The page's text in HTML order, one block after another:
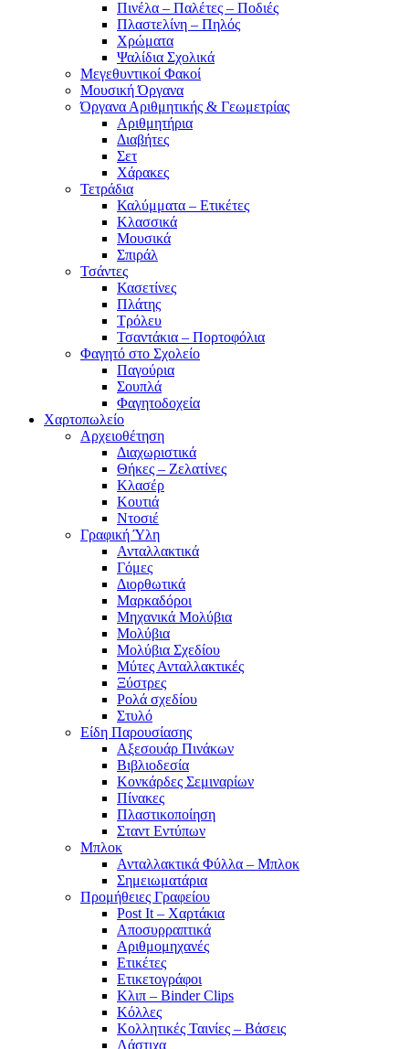
Πινέλα – Παλέτες – Ποδιές
Πλαστελίνη – Πηλός
Χρώματα
Ψαλίδια Σχολικά
Μεγεθυντικοί Φακοί
Μουσική Όργανα
Όργανα Αριθμητικής & Γεωμετρίας
Αριθμητήρια
Διαβήτες
Σετ
Χάρακες
Τετράδια
Καλύμματα – Ετικέτες
Κλασσικά
Μουσικά
Σπιράλ
Τσάντες
Κασετίνες
Πλάτης
Τρόλευ
Τσαντάκια – Πορτοφόλια
Φαγητό στο Σχολείο
Παγούρια
Σουπλά
Φαγητοδοχεία
Χαρτοπωλείο
Αρχειοθέτηση
Διαχωριστικά
Θήκες – Ζελατίνες
Κλασέρ
Κουτιά
Ντοσιέ
Γραφική Ύλη
Ανταλλακτικά
Γόμες
Διορθωτικά
Μαρκαδόροι
Μηχανικά Μολύβια
Μολύβια
Μολύβια Σχεδίου
Μύτες Ανταλλακτικές
Ξύστρες
Ρολά σχεδίου
Στυλό
Είδη Παρουσίασης
Αξεσουάρ Πινάκων
Βιβλιοδεσία
Κονκάρδες Σεμιναρίων
Πίνακες
Πλαστικοποίηση
Σταντ Εντύπων
Μπλοκ
Ανταλλακτικά Φύλλα – Μπλοκ
Σημειωματάρια
Προμήθειες Γραφείου
Post It – Χαρτάκια
Αποσυρραπτικά
Αριθμομηχανές
Ετικέτες
Ετικετογράφοι
Κλιπ – Binder Clips
Κόλλες
Κολλητικές Ταινίες – Βάσεις
Λάστιχα